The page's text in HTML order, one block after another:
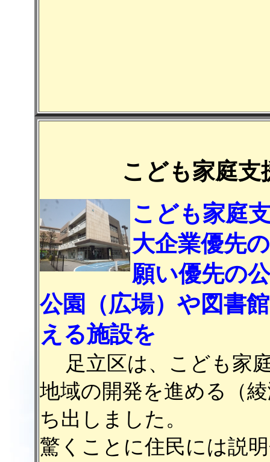
こども家庭
こども家庭
大企業優先
願い優先の
公園（広場）や図書
える施設を
足立区は、こども家
地域の開発を進める（
ち出しました。
驚くことに住民には説